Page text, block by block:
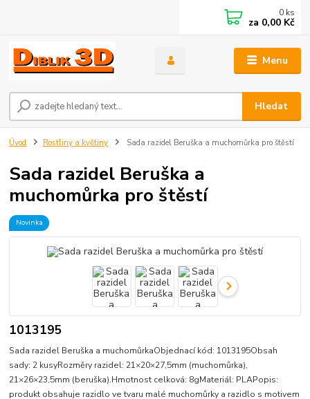
Menu
Hledat
0 ks
za 0,00 Kč
Úvod Rostliny a květiny Sada razidel Beruška a muchomůrka pro štěstí
Sada razidel Beruška a
muchomůrka pro štěstí
Novinka
1013195
Sada razidel Beruška a muchomůrkaObjednací kód: 1013195Obsah
sady: 2 kusyRozměry razidel: 21×20×27,5mm (muchomůrka),
21×26×23,5mm (beruška).Hmotnost celková: 8gMateriál: PLAPopis:
produkt obsahuje razidlo ve tvaru malé muchomůrky a razidlo s motivem